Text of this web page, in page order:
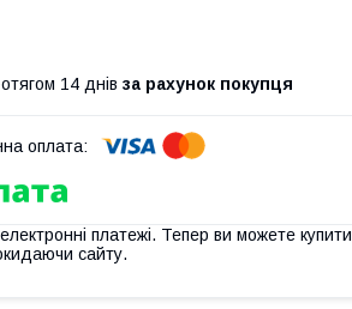
14 днів за рахунок покупця
платежі. Тепер ви можете купити
сайту.